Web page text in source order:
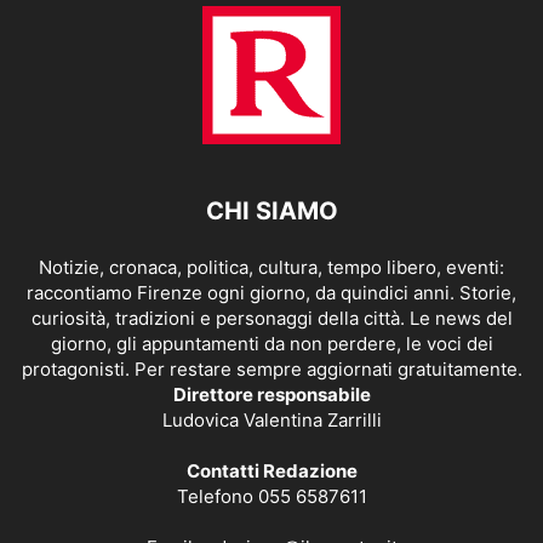
CHI SIAMO
Notizie, cronaca, politica, cultura, tempo libero, eventi:
raccontiamo Firenze ogni giorno, da quindici anni. Storie,
curiosità, tradizioni e personaggi della città. Le news del
giorno, gli appuntamenti da non perdere, le voci dei
protagonisti. Per restare sempre aggiornati gratuitamente.
Direttore responsabile
Ludovica Valentina Zarrilli
Contatti Redazione
Telefono 055 6587611